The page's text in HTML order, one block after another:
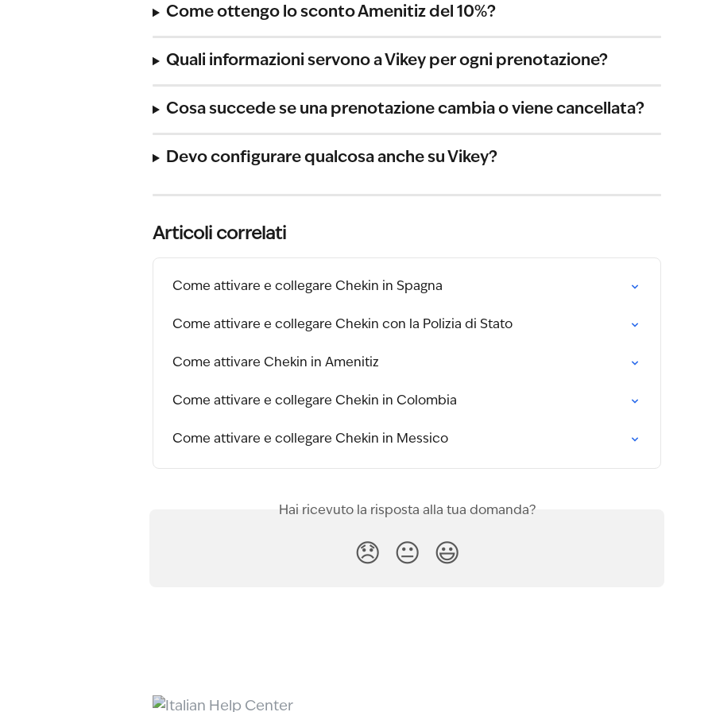
Come ottengo lo sconto Amenitiz del 10%?
Quali informazioni servono a Vikey per ogni prenotazione?
Cosa succede se una prenotazione cambia o viene cancellata?
Devo configurare qualcosa anche su Vikey?
Articoli correlati
Come attivare e collegare Chekin in Spagna
Come attivare e collegare Chekin con la Polizia di Stato
Come attivare Chekin in Amenitiz
Come attivare e collegare Chekin in Colombia
Come attivare e collegare Chekin in Messico
Hai ricevuto la risposta alla tua domanda?
😞 😐 😃